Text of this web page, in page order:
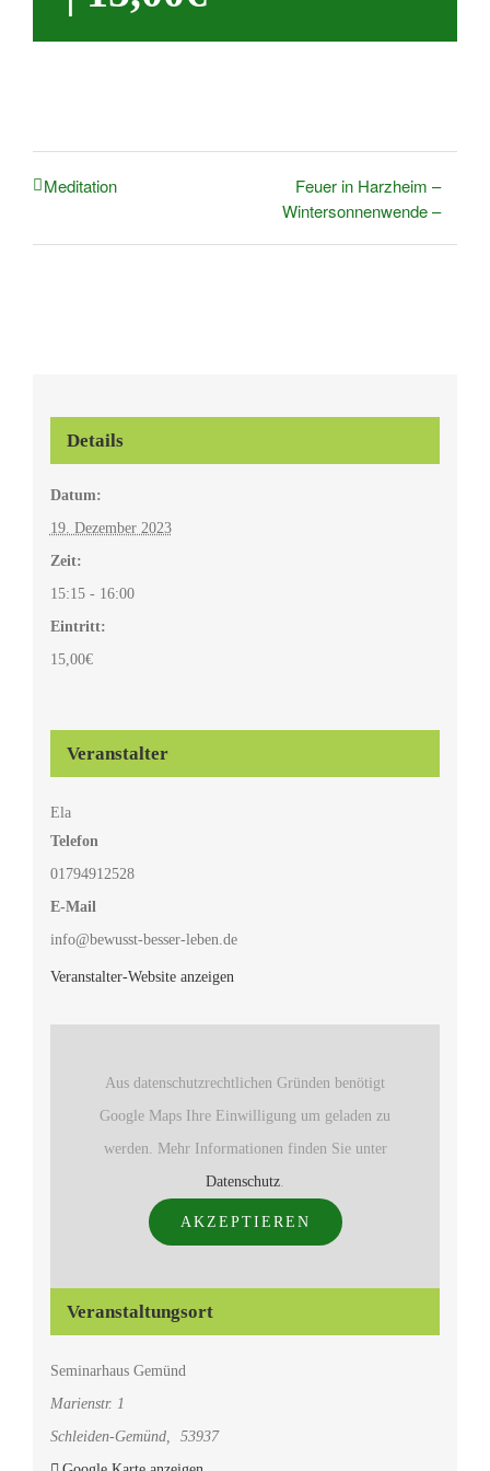
Meditation
Feuer in Harzheim –
Wintersonnenwende –
Details
Datum:
19. Dezember 2023
Zeit:
15:15 - 16:00
Eintritt:
15,00€
Veranstalter
Ela
Telefon
01794912528
E-Mail
info@bewusst-besser-leben.de
Veranstalter-Website anzeigen
Veranstaltungsort
Seminarhaus Gemünd
Marienstr. 1
Schleiden-Gemünd,
53937
Aus datenschutzrechtlichen Gründen benötigt
Google Maps Ihre Einwilligung um geladen zu
werden. Mehr Informationen finden Sie unter
Datenschutz.
AKZEPTIEREN